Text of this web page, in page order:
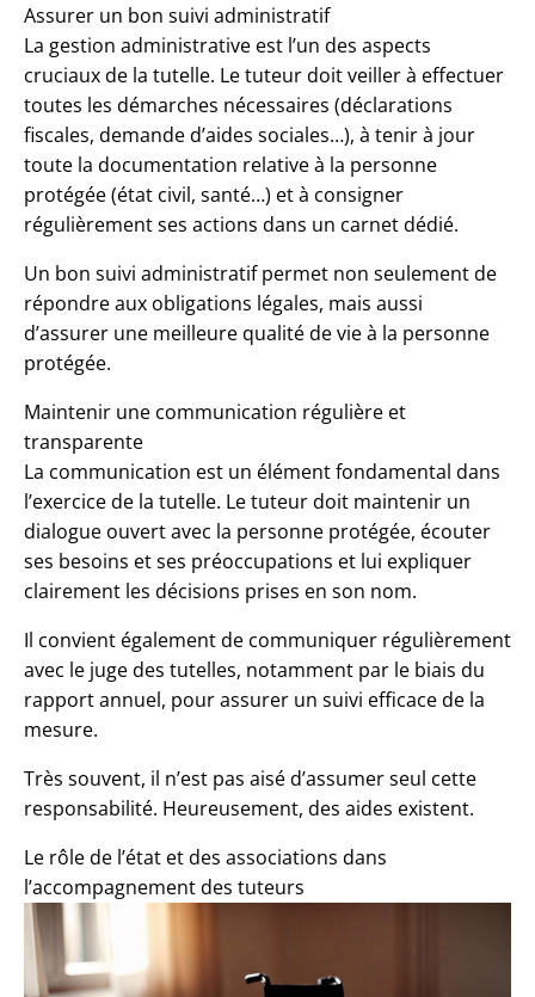
Assurer un bon suivi administratif
La gestion administrative est l’un des aspects
cruciaux de la tutelle. Le tuteur doit veiller à effectuer
toutes les démarches nécessaires (déclarations
fiscales, demande d’aides sociales…), à tenir à jour
toute la documentation relative à la personne
protégée (état civil, santé…) et à consigner
régulièrement ses actions dans un carnet dédié.
Un bon suivi administratif permet non seulement de
répondre aux obligations légales, mais aussi
d’assurer une meilleure qualité de vie à la personne
protégée.
Maintenir une communication régulière et
transparente
La communication est un élément fondamental dans
l’exercice de la tutelle. Le tuteur doit maintenir un
dialogue ouvert avec la personne protégée, écouter
ses besoins et ses préoccupations et lui expliquer
clairement les décisions prises en son nom.
Il convient également de communiquer régulièrement
avec le juge des tutelles, notamment par le biais du
rapport annuel, pour assurer un suivi efficace de la
mesure.
Très souvent, il n’est pas aisé d’assumer seul cette
responsabilité. Heureusement, des aides existent.
Le rôle de l’état et des associations dans
l’accompagnement des tuteurs